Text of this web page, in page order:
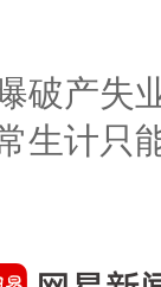
破产失
生计只